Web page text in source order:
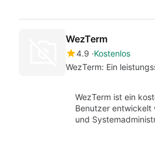
WezTerm
4.9 Kostenlos
WezTerm: Ein
WezTerm ist ein
Benutzer entwickelt
und